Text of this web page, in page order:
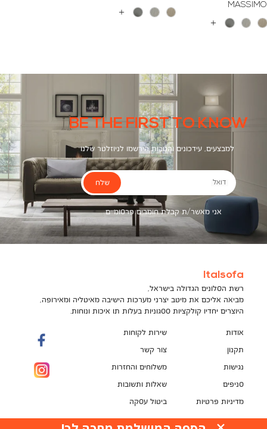
MASSIMO
עוד
עוד
BE THE FIRST TO KNOW
למבצעים, עידכונים והטבות הירשמו לניוזלטר שלנו
דואל
אני מאשר/ת קבלת חומרים פרסומיים
שלח
Italsofa
רשת הסלונים הגדולה בישראל,
מביאה אליכם את מיטב יצרני מערכות הישיבה מאיטליה ומאירופה,
היוצרים יחדיו קולקציות ססגוניות בעלות תו איכות ונוחות.
אודות
תקנון
נגישות
סניפים
מדיניות פרטיות
שירות לקוחות
צור קשר
משלוחים והחזרות
שאלות ותשובות
ביטול עסקה
תקנון מועדון לקוחות